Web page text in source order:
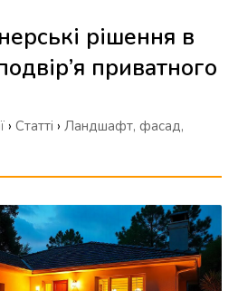
рішення в
приватного
› Статті › Ландшафт, фасад,